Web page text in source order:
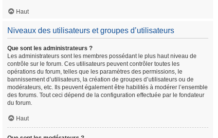
Haut
Niveaux des utilisateurs et groupes d’utilisateurs
Que sont les administrateurs ?
Les administrateurs sont les membres possédant le plus haut niveau de
contrôle sur le forum. Ces utilisateurs peuvent contrôler toutes les
opérations du forum, telles que les paramètres des permissions, le
bannissement d’utilisateurs, la création de groupes d’utilisateurs ou de
modérateurs, etc. Ils peuvent également être habilités à modérer l’ensemble
des forums. Tout ceci dépend de la configuration effectuée par le fondateur
du forum.
Haut